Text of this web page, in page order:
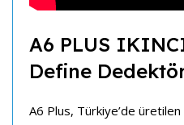
A6 PLUS
Define
A6 Plus, Türkiye’de